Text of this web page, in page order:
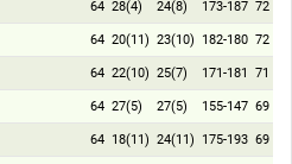
64 28(4) 24(8) 173-187 72
64 20(11) 23(10) 182-180 72
64 22(10) 25(7) 171-181 71
64 27(5) 27(5) 155-147 69
64 18(11) 24(11) 175-193 69